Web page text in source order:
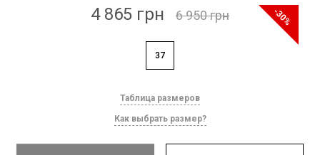
-30%
4 865 грн 6 950 грн
37
Таблица размеров
Как выбрать размер?